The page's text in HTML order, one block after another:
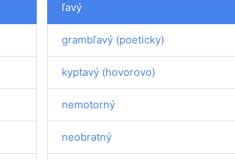
ľavý
grambľavý (poeticky)
kyptavý (hovorovo)
nemotorný
neobratný